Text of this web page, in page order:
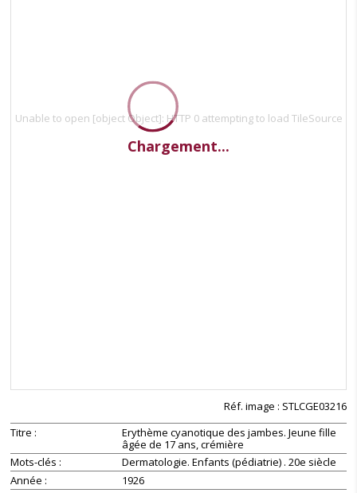
Unable to open [object Object]: HTTP 0 attempting to load TileSource
Chargement...
Réf. image : STLCGE03216
Titre
Erythème cyanotique des jambes. Jeune fille
âgée de 17 ans, crémière
Mots-clés
Dermatologie. Enfants (pédiatrie) . 20e siècle
Année
1926